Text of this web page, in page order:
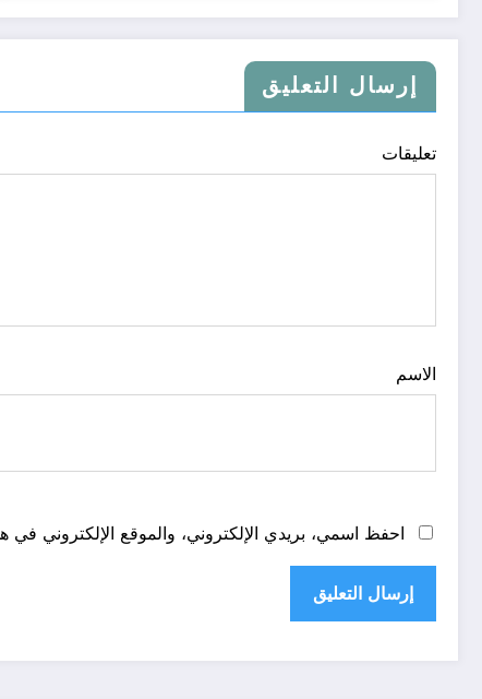
إرسال التعليق
تعليقات
الاسم
احفظ اسمي، بريدي الإلكتروني، والموقع الإلكتروني في